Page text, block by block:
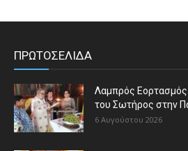
ΠΡΩΤΟΣΕΛΙΔΑ
Λαμπρός
του Σωτήρος στην
6 Αυγούστου 2026